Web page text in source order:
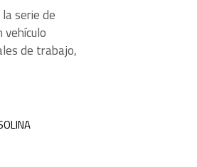
serie de
de trabajo,